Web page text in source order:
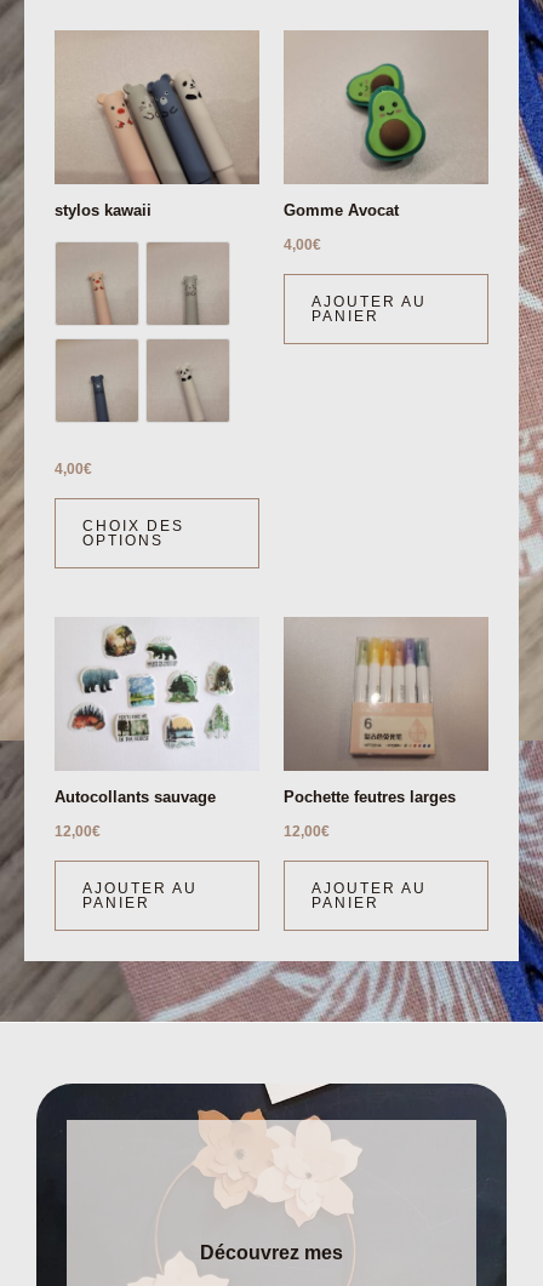
stylos kawaii
4,00€
CHOIX DES
OPTIONS
Gomme Avocat
4,00€
AJOUTER AU
PANIER
Autocollants sauvage
12,00€
AJOUTER AU
PANIER
Pochette feutres larges
12,00€
AJOUTER AU
PANIER
Découvrez mes